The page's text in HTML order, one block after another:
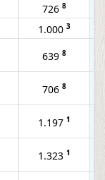
726 8
1.000 3
639 8
706 8
1.197 1
1.323 1